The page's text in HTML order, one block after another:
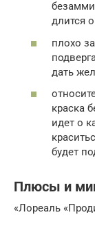
длится
плохо
дать
краска
идет о
будет
Плюсы и
«Лореаль